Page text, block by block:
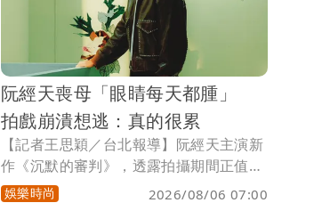
阮經天喪母「眼睛每天都腫」
拍戲崩潰想逃：真的很累
【記者王思穎／台北報導】阮經天主演新
作《沉默的審判》，透露拍攝期間正值母
親離世不久，那段時間身心都陷入低潮，
娛樂時尚 2026/08/06 07:00